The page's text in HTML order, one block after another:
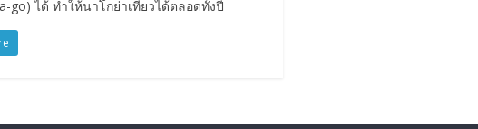
go) ได้ ทำให้นาโกย่าเที่ยวได้ตลอดทั้งปี